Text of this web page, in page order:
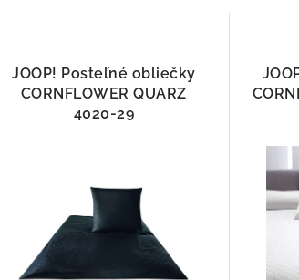
JOOP! Posteľné obliečky
CORNFLOWER QUARZ
4020-29